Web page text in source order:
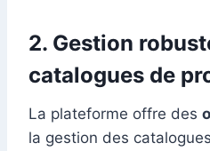
2. Gestion
catalogues de
La plateforme offre des
la gestion des